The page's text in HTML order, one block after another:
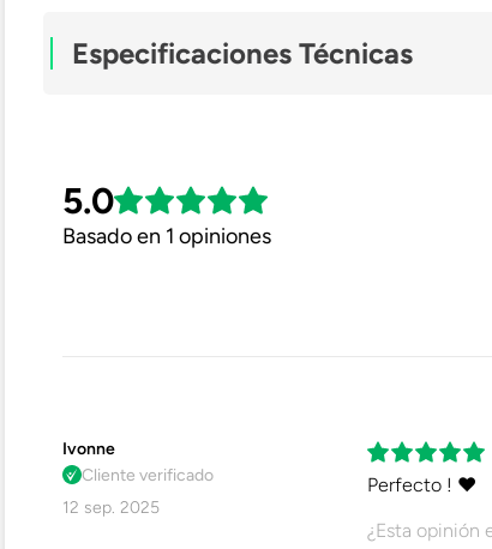
Especificaciones Técnicas
Material Interior
Certificado
5.0
Basado en 1 opiniones
Ivonne
Cliente verificado
12 sep. 2025
Perfecto ! ❤️
¿Esta opinión